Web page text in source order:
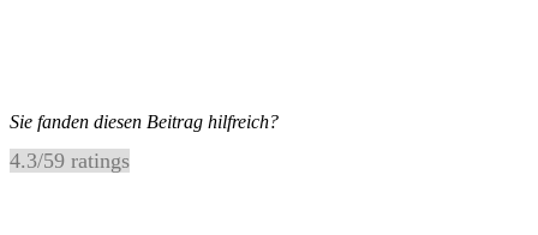
Sie fanden diesen Beitrag hilfreich?
4.3/59 ratings